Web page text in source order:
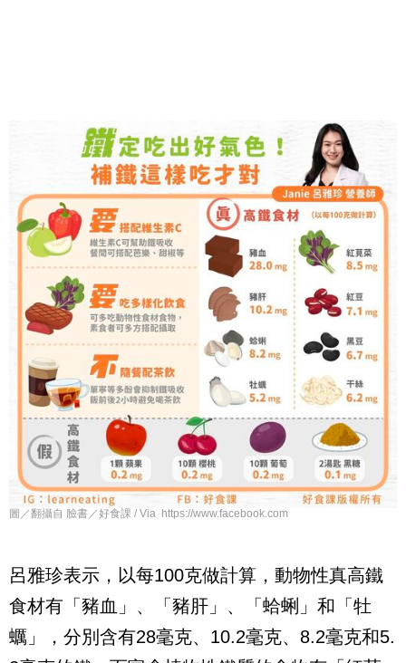
圖／翻攝自 臉書／好食課 / Via https://www.facebook.com
呂雅珍表示，以每100克做計算，動物性真高鐵
食材有「豬血」、「豬肝」、「蛤蜊」和「牡
蠣」，分別含有28毫克、10.2毫克、8.2毫克和5.